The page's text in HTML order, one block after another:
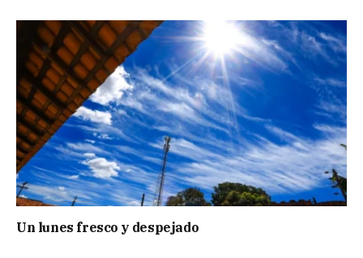
Un lunes fresco y despejado